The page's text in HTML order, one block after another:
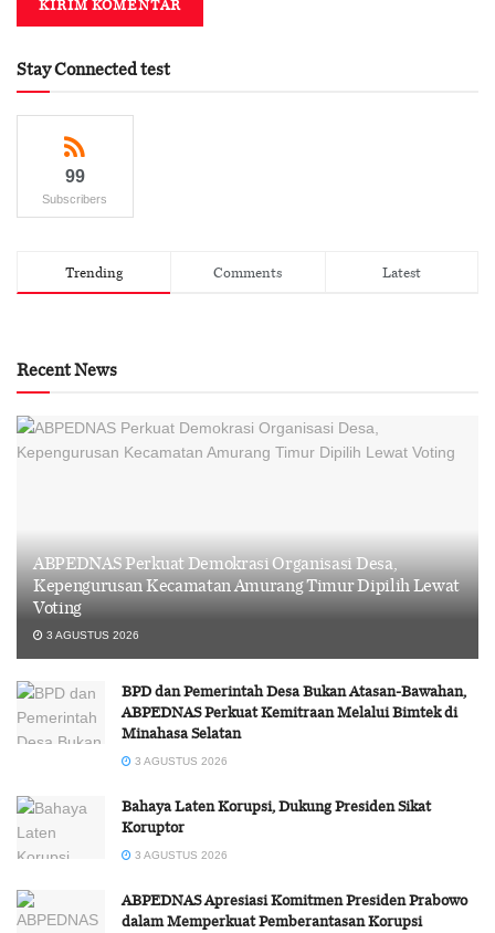
Stay Connected test
99
Subscribers
Trending Comments Latest
Recent News
ABPEDNAS Perkuat Demokrasi Organisasi Desa,
Kepengurusan Kecamatan Amurang Timur Dipilih Lewat
Voting
3 AGUSTUS 2026
BPD dan Pemerintah Desa Bukan Atasan-Bawahan,
ABPEDNAS Perkuat Kemitraan Melalui Bimtek di
Minahasa Selatan
3 AGUSTUS 2026
Bahaya Laten Korupsi, Dukung Presiden Sikat
Koruptor
3 AGUSTUS 2026
ABPEDNAS Apresiasi Komitmen Presiden Prabowo
dalam Memperkuat Pemberantasan Korupsi